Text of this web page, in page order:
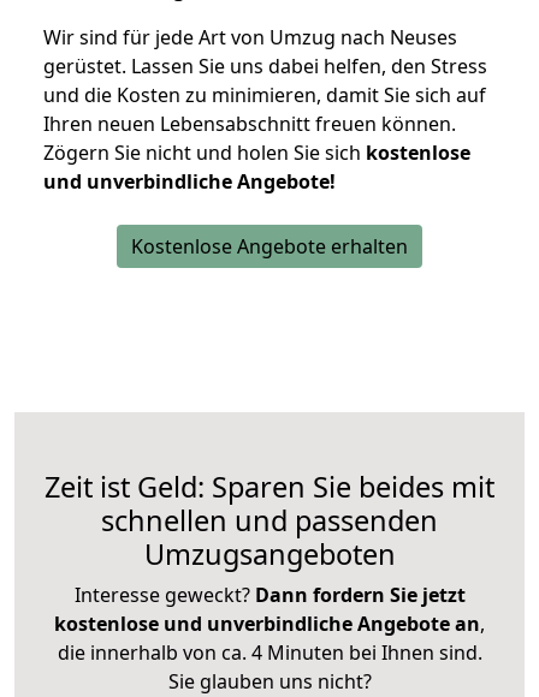
Wir sind für jede Art von Umzug nach Neuses
gerüstet. Lassen Sie uns dabei helfen, den Stress
und die Kosten zu minimieren, damit Sie sich auf
Ihren neuen Lebensabschnitt freuen können.
Zögern Sie nicht und holen Sie sich kostenlose
und unverbindliche Angebote!
Kostenlose Angebote erhalten
Zeit ist Geld: Sparen Sie beides mit
schnellen und passenden
Umzugsangeboten
Interesse geweckt? Dann fordern Sie jetzt
kostenlose und unverbindliche Angebote an,
die innerhalb von ca. 4 Minuten bei Ihnen sind.
Sie glauben uns nicht?